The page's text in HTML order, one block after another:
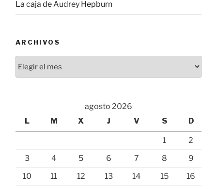
La caja de Audrey Hepburn
ARCHIVOS
agosto 2026
L
M X J V S D
1
2
3
4 5 6 7 8
9
10
11 12 13 14 15
16